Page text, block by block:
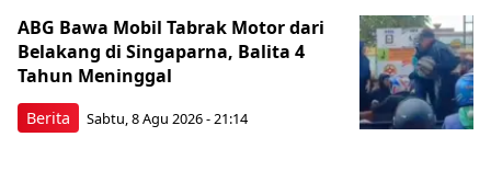
Berita
ABG Bawa Mobil Tabrak Motor dari
Belakang di Singaparna, Balita 4
Tahun Meninggal
Sabtu, 8 Agu 2026 - 21:14